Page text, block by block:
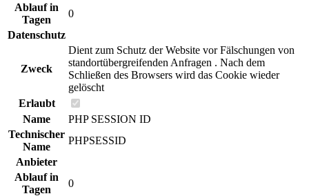
Ablauf in
Tagen
0
Datenschutz
Zweck
Dient zum Schutz der Website vor Fälschungen von
standortübergreifenden Anfragen . Nach dem
Schließen des Browsers wird das Cookie wieder
gelöscht
Erlaubt
Name
PHP SESSION ID
Technischer
Name
PHPSESSID
Anbieter
Ablauf in
Tagen
0